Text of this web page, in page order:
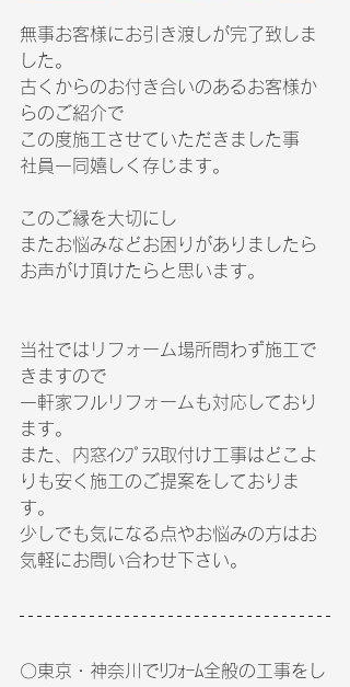
無事お客様にお引き渡しが完了致しま
した。
古くからのお付き合いのあるお客様か
らのご紹介で
この度施工させていただきました事
社員一同嬉しく存じます。
このご縁を大切にし
またお悩みなどお困りがありましたら
お声がけ頂けたらと思います。
当社ではリフォーム場所問わず施工で
きますので
一軒家フルリフォームも対応しており
ます。
また、内窓ｲﾝﾌﾟﾗｽ取付け工事はどこよ
りも安く施工のご提案をしておりま
す。
少しでも気になる点やお悩みの方はお
気軽にお問い合わせ下さい。
〇東京・神奈川でﾘﾌｫｰﾑ全般の工事をし